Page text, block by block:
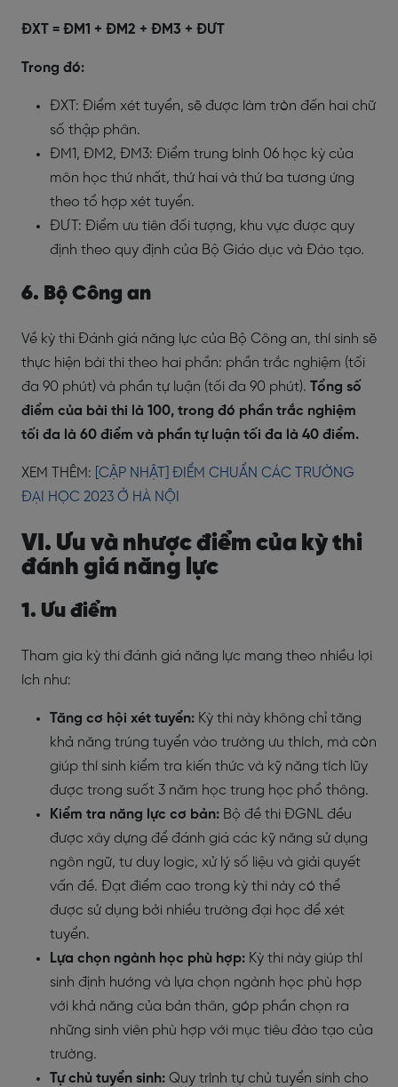
ĐXT = ĐM1 + ĐM2 + ĐM3 + ĐƯT
Trong đó:
ĐXT: Điểm xét tuyển, sẽ được làm tròn đến hai chữ
số thập phân.
ĐM1, ĐM2, ĐM3: Điểm trung bình 06 học kỳ của
môn học thứ nhất, thứ hai và thứ ba tương ứng
theo tổ hợp xét tuyển.
ĐƯT: Điểm ưu tiên đối tượng, khu vực được quy
định theo quy định của Bộ Giáo dục và Đào tạo.
6. Bộ Công an
Về kỳ thi Đánh giá năng lực của Bộ Công an, thí sinh sẽ
thực hiện bài thi theo hai phần: phần trắc nghiệm (tối
đa 90 phút) và phần tự luận (tối đa 90 phút). Tổng số
điểm của bài thi là 100, trong đó phần trắc nghiệm
tối đa là 60 điểm và phần tự luận tối đa là 40 điểm.
XEM THÊM: [CẬP NHẬT] ĐIỂM CHUẨN CÁC TRƯỜNG
ĐẠI HỌC 2023 Ở HÀ NỘI
VI. Ưu và nhược điểm của kỳ thi
đánh giá năng lực
1. Ưu điểm
Tham gia kỳ thi đánh giá năng lực mang theo nhiều lợi
ích như:
Tăng cơ hội xét tuyển: Kỳ thi này không chỉ tăng
khả năng trúng tuyển vào trường ưu thích, mà còn
giúp thí sinh kiểm tra kiến thức và kỹ năng tích lũy
được trong suốt 3 năm học trung học phổ thông.
Kiểm tra năng lực cơ bản: Bộ đề thi ĐGNL đều
được xây dựng để đánh giá các kỹ năng sử dụng
ngôn ngữ, tư duy logic, xử lý số liệu và giải quyết
vấn đề. Đạt điểm cao trong kỳ thi này có thể
được sử dụng bởi nhiều trường đại học để xét
tuyển.
Lựa chọn ngành học phù hợp: Kỳ thi này giúp thí
sinh định hướng và lựa chọn ngành học phù hợp
với khả năng của bản thân, góp phần chọn ra
những sinh viên phù hợp với mục tiêu đào tạo của
trường.
Tự chủ tuyển sinh: Quy trình tự chủ tuyển sinh cho